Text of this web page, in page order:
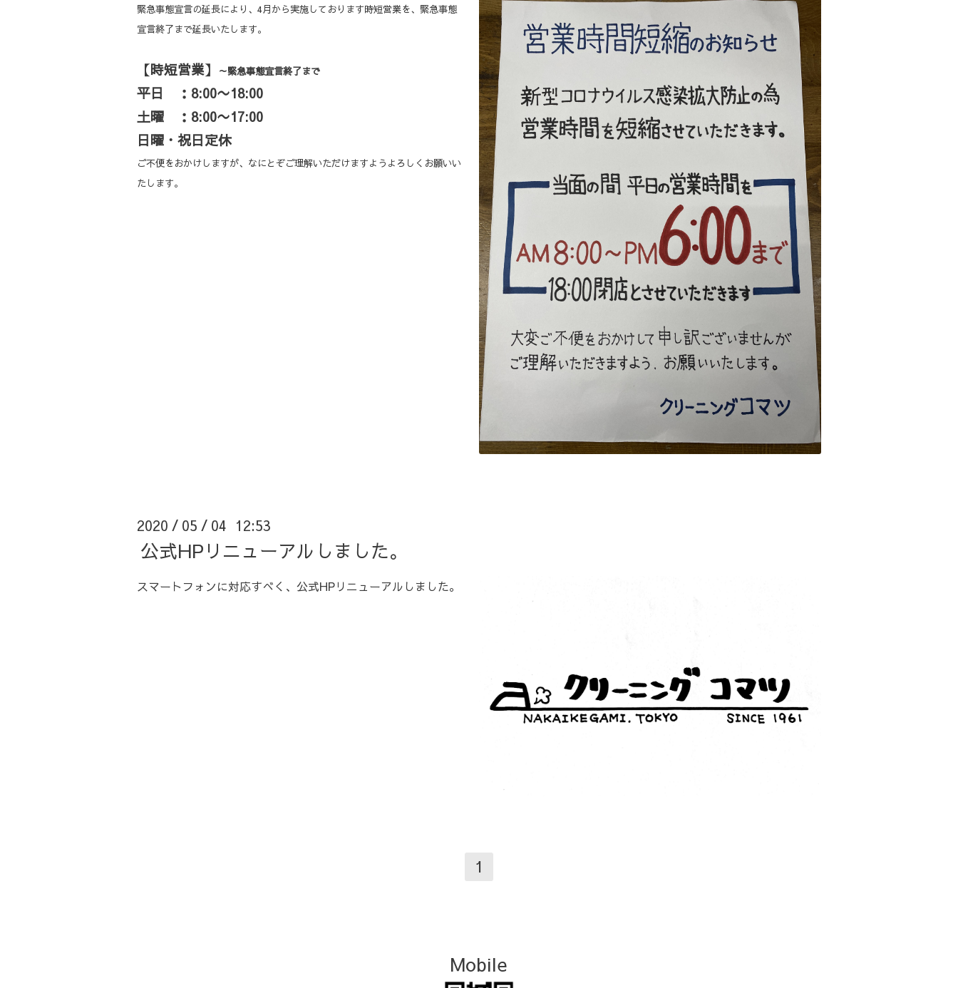
緊急事態宣言の延長により、4月から実施しております時短営業を、緊急事態
宣言終了まで延長いたします。
【時短営業】 ～緊急事態宣言終了まで
平日 ：8:00〜18:00
土曜 ：8:00〜17:00
日曜・祝日定休
ご不便をおかけしますが、なにとぞご理解いただけますようよろしくお願いい
たします。
2020 / 05 / 04 12:53
公式HPリニューアルしました。
スマートフォンに対応すべく、公式HPリニューアルしました。
1
Mobile